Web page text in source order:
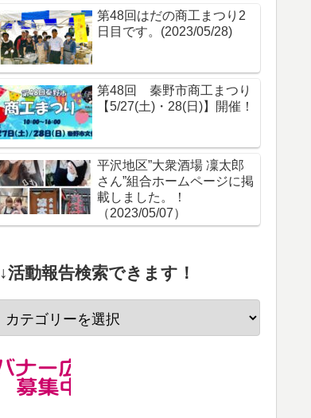
第48回はだの商工まつり2
日目です。(2023/05/28)
第48回 秦野市商工まつり
【5/27(土)・28(日)】開催！
平沢地区”大衆酒場 凜太郎
さん”組合ホームページに掲
載しました。！
（2023/05/07）
↓活動報告検索できます！